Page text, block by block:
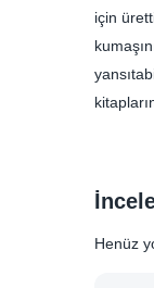
için
Henüz